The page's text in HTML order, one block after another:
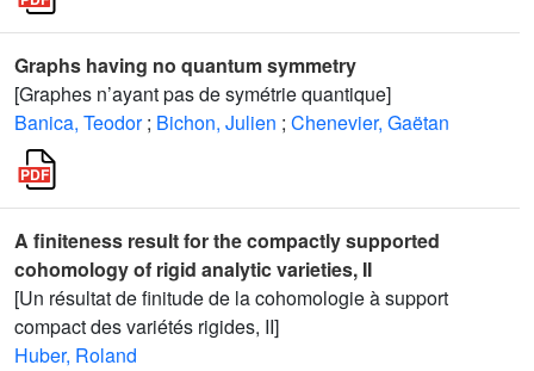
Graphs having no quantum symmetry
[Graphes n’ayant pas de symétrie quantique]
Banica, Teodor ; Bichon, Julien ; Chenevier, Gaëtan
A finiteness result for the compactly supported
cohomology of rigid analytic varieties, II
[Un résultat de finitude de la cohomologie à support
compact des variétés rigides, II]
Huber, Roland